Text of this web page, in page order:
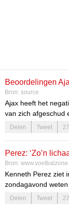
Beoordelingen
dramatisch
Bron: source
Ajax heeft het
van zich afgeschud
geboekt. Hoewel
over de streep
Meerdere
FCUpdate.nl zet de
Delen Tweet
Perez: ‘Zo’n
maakt Ajax winst
Bron:
Kenneth Perez ziet
zondagavond
analyticus
die de club
Delen Tweet